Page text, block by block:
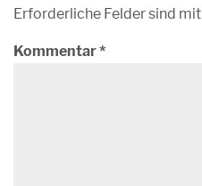
Erforderliche Felder sind mit
Kommentar*